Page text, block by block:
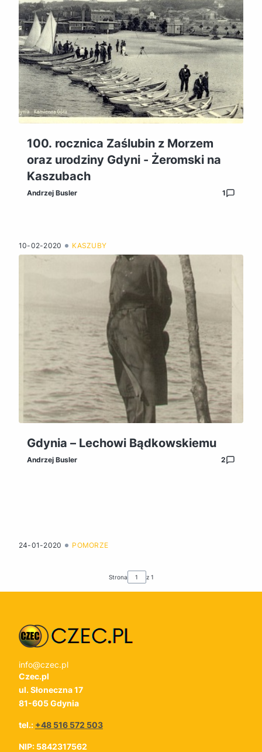
100. rocznica Zaślubin z Morzem
oraz urodziny Gdyni - Żeromski na
Kaszubach
Andrzej Busler 1
10-02-2020 KASZUBY
Gdynia – Lechowi Bądkowskiemu
Andrzej Busler 2
24-01-2020 POMORZE
Strona z 1
info@czec.pl
Czec.pl
ul. Słoneczna 17
81-605 Gdynia
tel.: +48 516 572 503
NIP: 5842317562